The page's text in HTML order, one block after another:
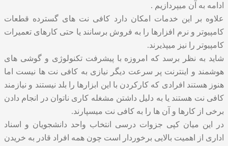
ادامه به آن میپردازیم .
علاوه بر این خدمات امکان دارد کافی نت های گسترده قطعات
کامپیوتر و نرم افزارها را به فروش برسانند یا حتی کارهای تعمیرات
کامپیوتر را نیز میپذیرند.
شاید به نظر برسد که امروزه با پیشرفت تکنولوژی و گوشی های
هوشمند و اینترنت پر سرعت دیگر نیازی به کافی نت ها نیست اما
هنوز هستند افرادی که کارکردن با این ابزارها را بلد نیستند و نیازمند
کافی نت هستند یا به دلیل داشتن مشغله کاری ناتوان در انجام دادن
برخی از کارها و آن ها را به کافی نت میسپارند.
در این میان کپی جزوات درسی انتخاب واحد دانشجویان و اسناد
اداری از اهمیت بالایی برخوردار است چون همه افراد قادر به خریدن